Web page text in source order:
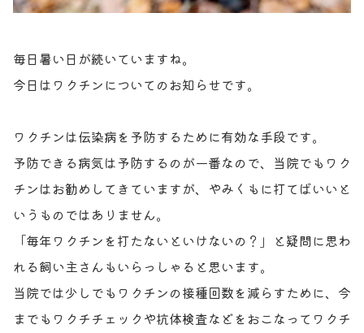
毎日暑い日が続いていますね。
今日はワクチンについてのお知らせです。
ワクチンは伝染病を予防するために有効な手段です。
予防できる病気は予防するのが一番なので、当院でもワク
チンはお勧めしてきていますが、やみくもに打てばいいと
いうものではありません。
「毎年ワクチンを打たないといけないの？」と疑問に思わ
れる飼い主さんもいらっしゃると思います。
当院では少しでもワクチンの接種回数を減らすために、今
までもワクチチェックや抗体検査などをおこなってワクチ